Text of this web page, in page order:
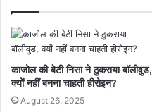
काजोल की बेटी निसा ने ठुकराया बॉलीवुड,
क्यों नहीं बनना चाहती हीरोइन?
August 26, 2025